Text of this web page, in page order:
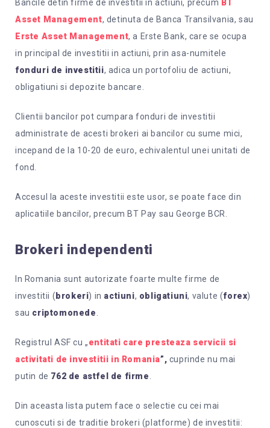
Bancile detin firme de investitii in actiuni, precum BT
Asset Management, detinuta de Banca Transilvania, sau
Erste Asset Management, a Erste Bank, care se ocupa
in principal de investitii in actiuni, prin asa-numitele
fonduri de investitii, adica un portofoliu de actiuni,
obligatiuni si depozite bancare.
Clientii bancilor pot cumpara fonduri de investitii
administrate de acesti brokeri ai bancilor cu sume mici,
incepand de la 10-20 de euro, echivalentul unei unitati de
fond.
Accesul la aceste investitii este usor, se poate face din
aplicatiile bancilor, precum BT Pay sau George BCR.
Brokeri independenti
In Romania sunt autorizate foarte multe firme de
investitii ( brokeri) in actiuni, obligatiuni, valute (forex)
sau criptomonede.
Registrul ASF cu „entitati care presteaza servicii si
activitati de investitii in Romania”, cuprinde nu mai
putin de 762 de astfel de firme
Din aceasta lista putem face o selectie cu cei mai
cunoscuti si de traditie brokeri (platforme) de investitii: